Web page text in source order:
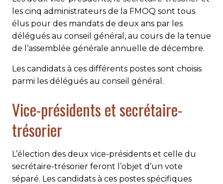
les cinq administrateurs de la FMOQ sont tous
élus pour des mandats de deux ans par les
délégués au conseil général, au cours de la tenue
de l’assemblée générale annuelle de décembre.
Les candidats à ces différents postes sont choisis
parmi les délégués au conseil général.
Vice-présidents et secrétaire-
trésorier
L’élection des deux vice-présidents et celle du
secrétaire-trésorier feront l’objet d’un vote
séparé. Les candidats à ces postes spécifiques